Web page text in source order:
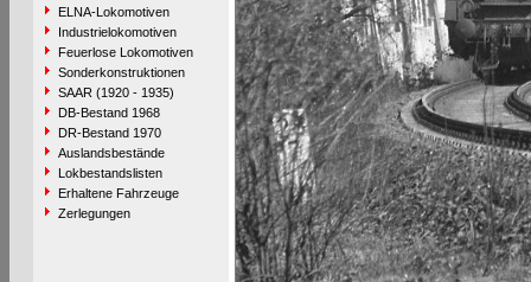
ELNA-Lokomotiven
Industrielokomotiven
Feuerlose Lokomotiven
Sonderkonstruktionen
SAAR (1920 - 1935)
DB-Bestand 1968
DR-Bestand 1970
Auslandsbestände
Lokbestandslisten
Erhaltene Fahrzeuge
Zerlegungen